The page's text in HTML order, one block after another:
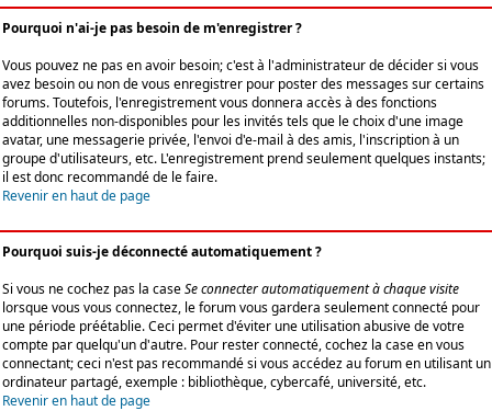
Pourquoi n'ai-je pas besoin de m'enregistrer ?
Vous pouvez ne pas en avoir besoin; c'est à l'administrateur de décider si vous
avez besoin ou non de vous enregistrer pour poster des messages sur certains
forums. Toutefois, l'enregistrement vous donnera accès à des fonctions
additionnelles non-disponibles pour les invités tels que le choix d'une image
avatar, une messagerie privée, l'envoi d'e-mail à des amis, l'inscription à un
groupe d'utilisateurs, etc. L'enregistrement prend seulement quelques instants;
il est donc recommandé de le faire.
Revenir en haut de page
Pourquoi suis-je déconnecté automatiquement ?
Si vous ne cochez pas la caseSe connecter automatiquement à chaque visite
lorsque vous vous connectez, le forum vous gardera seulement connecté pour
une période préétablie. Ceci permet d'éviter une utilisation abusive de votre
compte par quelqu'un d'autre. Pour rester connecté, cochez la case en vous
connectant; ceci n'est pas recommandé si vous accédez au forum en utilisant un
ordinateur partagé, exemple : bibliothèque, cybercafé, université, etc.
Revenir en haut de page